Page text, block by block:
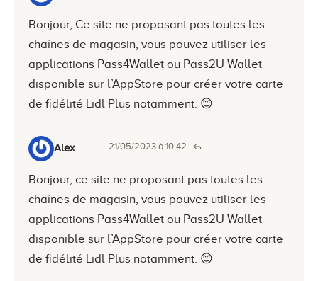
Bonjour, Ce site ne proposant pas toutes les
chaînes de magasin, vous pouvez utiliser les
applications Pass4Wallet ou Pass2U Wallet
disponible sur l’AppStore pour créer votre carte
de fidélité Lidl Plus notamment. 😊
Alex 21/05/2023 à 10:42
Bonjour, ce site ne proposant pas toutes les
chaînes de magasin, vous pouvez utiliser les
applications Pass4Wallet ou Pass2U Wallet
disponible sur l’AppStore pour créer votre carte
de fidélité Lidl Plus notamment. 😊